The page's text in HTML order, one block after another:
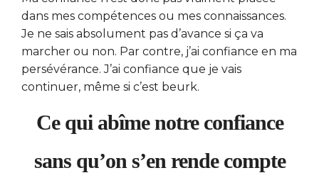
dans mes compétences ou mes connaissances.
Je ne sais absolument pas d’avance si ça va
marcher ou non. Par contre, j’ai confiance en ma
persévérance. J’ai confiance que je vais
continuer, même si c’est beurk.
Ce qui abîme notre confiance
sans qu’on s’en rende compte